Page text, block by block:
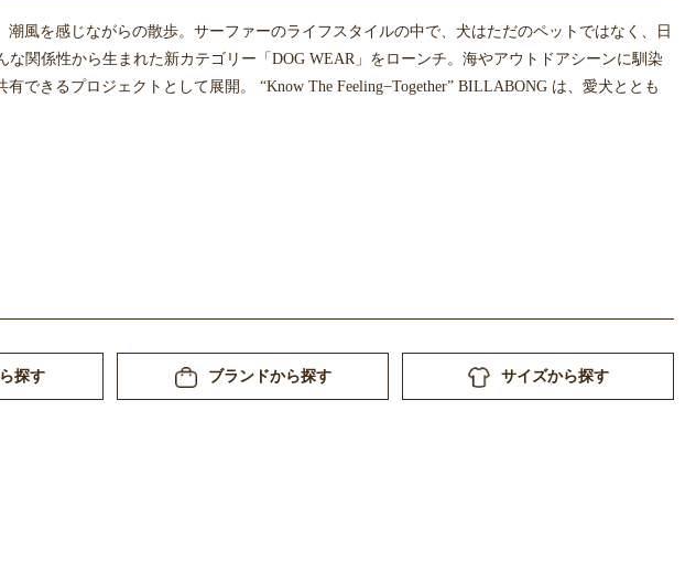
⾵を感じながらの散歩。サーファーのライフスタイルの中で、⽝はただのペットではなく、⽇
関係性から⽣まれた新カテゴリー「DOG WEAR」をローンチ。海やアウトドアシーンに馴染
できるプロジェクトとして展開。 “Know The Feeling ̶ Together” BILLABONG は、愛⽝ととも
探す ブランドから探す サイズから探す